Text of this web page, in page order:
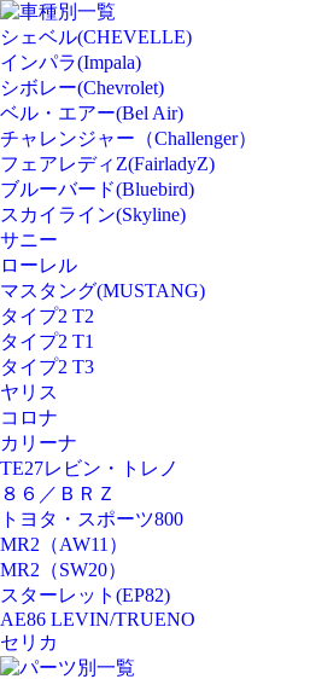
車種別一覧
シェベル(CHEVELLE)
インパラ(Impala)
シボレー(Chevrolet)
ベル・エアー(Bel Air)
チャレンジャー（Challenger）
フェアレディZ(FairladyZ)
ブルーバード(Bluebird)
スカイライン(Skyline)
サニー
ローレル
マスタング(MUSTANG)
タイプ2 T2
タイプ2 T1
タイプ2 T3
ヤリス
コロナ
カリーナ
TE27レビン・トレノ
８６／ＢＲＺ
トヨタ・スポーツ800
MR2（AW11）
MR2（SW20）
スターレット(EP82)
AE86 LEVIN/TRUENO
セリカ
パーツ別一覧